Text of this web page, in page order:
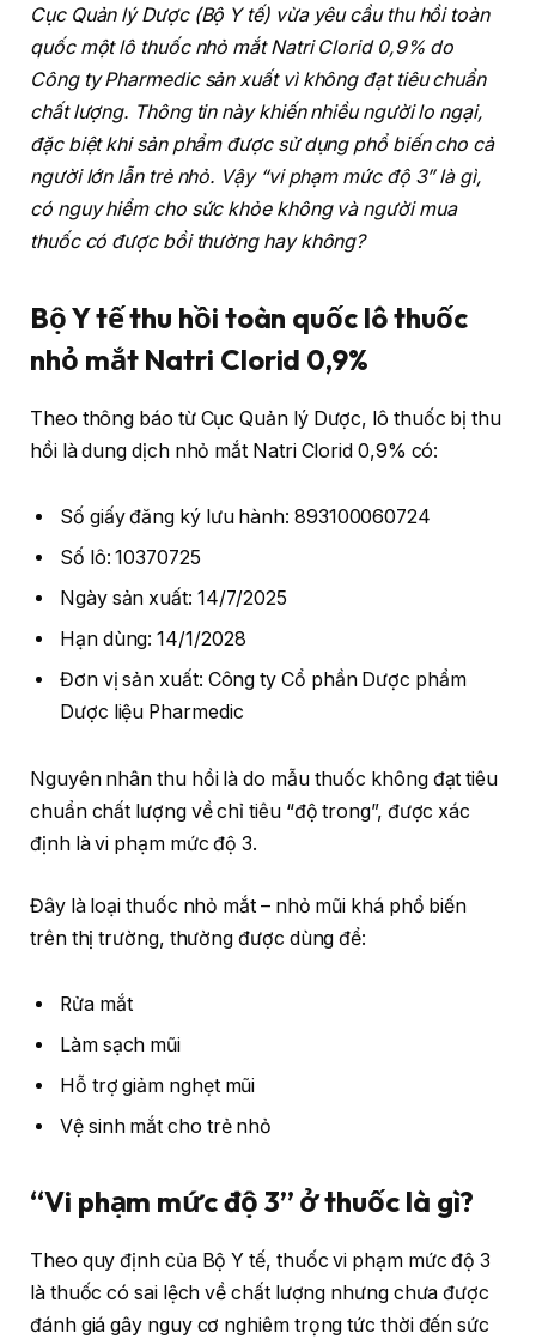
Cục Quản lý Dược (Bộ Y tế) vừa yêu cầu thu hồi toàn
quốc một lô thuốc nhỏ mắt Natri Clorid 0,9% do
Công ty Pharmedic sản xuất vì không đạt tiêu chuẩn
chất lượng. Thông tin này khiến nhiều người lo ngại,
đặc biệt khi sản phẩm được sử dụng phổ biến cho cả
người lớn lẫn trẻ nhỏ. Vậy “vi phạm mức độ 3” là gì,
có nguy hiểm cho sức khỏe không và người mua
thuốc có được bồi thường hay không?
Bộ Y tế thu hồi toàn quốc lô thuốc
nhỏ mắt Natri Clorid 0,9%
Theo thông báo từ Cục Quản lý Dược, lô thuốc bị thu
hồi là dung dịch nhỏ mắt Natri Clorid 0,9% có:
Số giấy đăng ký lưu hành: 893100060724
Số lô: 10370725
Ngày sản xuất: 14/7/2025
Hạn dùng: 14/1/2028
Đơn vị sản xuất: Công ty Cổ phần Dược phẩm
Dược liệu Pharmedic
Nguyên nhân thu hồi là do mẫu thuốc không đạt tiêu
chuẩn chất lượng về chỉ tiêu “độ trong”, được xác
định là vi phạm mức độ 3.
Đây là loại thuốc nhỏ mắt – nhỏ mũi khá phổ biến
trên thị trường, thường được dùng để:
Rửa mắt
Làm sạch mũi
Hỗ trợ giảm nghẹt mũi
Vệ sinh mắt cho trẻ nhỏ
“Vi phạm mức độ 3” ở thuốc là gì?
Theo quy định của Bộ Y tế, thuốc vi phạm mức độ 3
là thuốc có sai lệch về chất lượng nhưng chưa được
đánh giá gây nguy cơ nghiêm trọng tức thời đến sức